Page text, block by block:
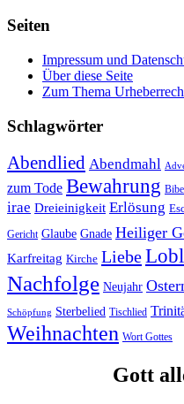
Seiten
Impressum und
Über diese Seite
Zum Thema
Schlagwörter
Abendlied Abendmahl
zum Tode Bewahrung
irae Dreieinigkeit Erlösung
Gericht Glaube Gnade Heiliger
Karfreitag Kirche Liebe
Nachfolge Neujahr
Schöpfung Sterbelied Tischlied
Weihnachten Wort Gottes
Gott